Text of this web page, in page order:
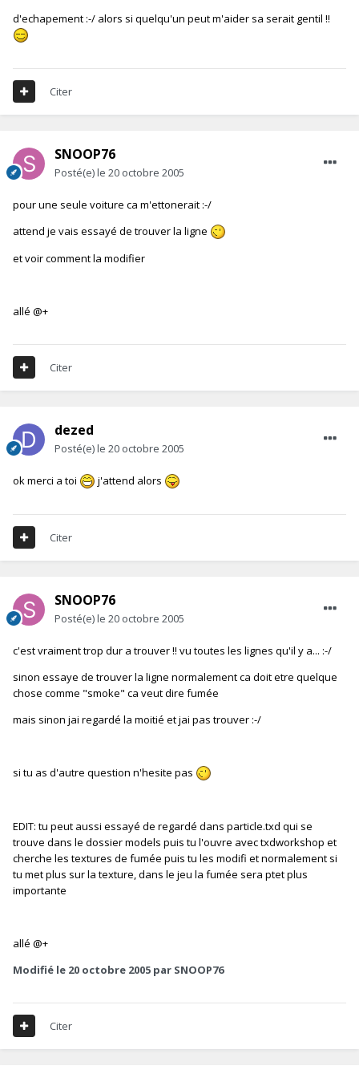
d'echapement :-/ alors si quelqu'un peut m'aider sa serait gentil !!
Citer
SNOOP76
Posté(e)le 20 octobre 2005
pour une seule voiture ca m'ettonerait :-/
attend je vais essayé de trouver la ligne
et voir comment la modifier
allé @+
Citer
dezed
Posté(e)le 20 octobre 2005
ok merci a toi j'attend alors
Citer
SNOOP76
Posté(e)le 20 octobre 2005
c'est vraiment trop dur a trouver !! vu toutes les lignes qu'il y a... :-/
sinon essaye de trouver la ligne normalement ca doit etre quelque
chose comme "smoke" ca veut dire fumée
mais sinon jai regardé la moitié et jai pas trouver :-/
si tu as d'autre question n'hesite pas
EDIT: tu peut aussi essayé de regardé dans particle.txd qui se
trouve dans le dossier models puis tu l'ouvre avec txdworkshop et
cherche les textures de fumée puis tu les modifi et normalement si
tu met plus sur la texture, dans le jeu la fumée sera ptet plus
importante
allé @+
Modifié le 20 octobre 2005 par SNOOP76
Citer